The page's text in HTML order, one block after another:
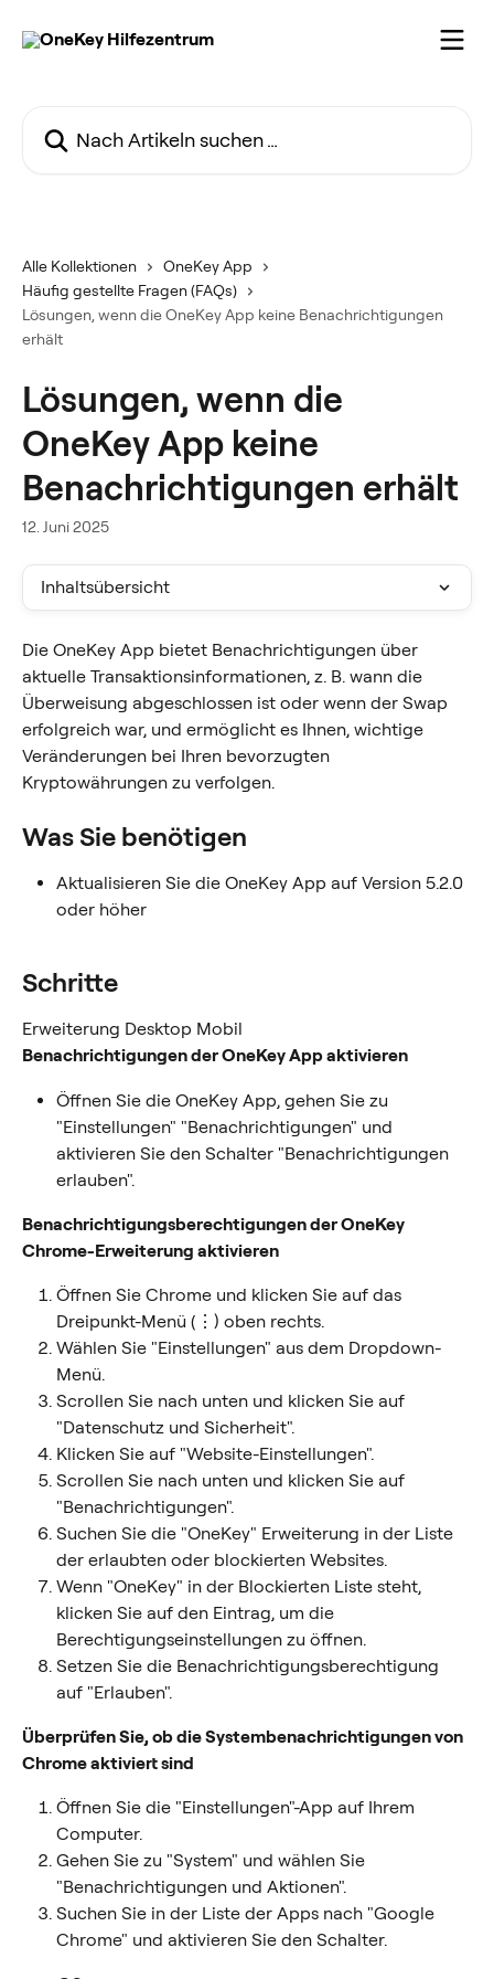
Alle Kollektionen
OneKey App
Häufig gestellte Fragen (FAQs)
Lösungen, wenn die OneKey App keine Benachrichtigungen
erhält
Lösungen, wenn die
OneKey App keine
Benachrichtigungen erhält
12. Juni 2025
Inhaltsübersicht
Die OneKey App bietet Benachrichtigungen über
aktuelle Transaktionsinformationen, z. B. wann die
Überweisung abgeschlossen ist oder wenn der Swap
erfolgreich war, und ermöglicht es Ihnen, wichtige
Veränderungen bei Ihren bevorzugten
Kryptowährungen zu verfolgen.
Was Sie benötigen
Aktualisieren Sie die OneKey App auf Version 5.2.0
oder höher
Schritte
Erweiterung Desktop Mobil
Benachrichtigungen der OneKey App aktivieren
Öffnen Sie die OneKey App, gehen Sie zu
"Einstellungen" "Benachrichtigungen" und
aktivieren Sie den Schalter "Benachrichtigungen
erlauben".
Benachrichtigungsberechtigungen der OneKey
Chrome-Erweiterung aktivieren
Öffnen Sie Chrome und klicken Sie auf das
Dreipunkt-Menü (⋮) oben rechts.
Wählen Sie "Einstellungen" aus dem Dropdown-
Menü.
Scrollen Sie nach unten und klicken Sie auf
"Datenschutz und Sicherheit".
Klicken Sie auf "Website-Einstellungen".
Scrollen Sie nach unten und klicken Sie auf
"Benachrichtigungen".
Suchen Sie die "OneKey" Erweiterung in der Liste
der erlaubten oder blockierten Websites.
Wenn "OneKey" in der Blockierten Liste steht,
klicken Sie auf den Eintrag, um die
Berechtigungseinstellungen zu öffnen.
Setzen Sie die Benachrichtigungsberechtigung
auf "Erlauben".
Überprüfen Sie, ob die Systembenachrichtigungen von
Chrome aktiviert sind
Öffnen Sie die "Einstellungen"-App auf Ihrem
Computer.
Gehen Sie zu "System" und wählen Sie
"Benachrichtigungen und Aktionen".
Suchen Sie in der Liste der Apps nach "Google
Chrome" und aktivieren Sie den Schalter.